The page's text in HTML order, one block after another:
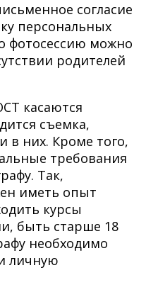
согласие
персональных
фотосессию можно
родителей
касаются
съемка,
в них. Кроме того,
требования
Так,
иметь опыт
курсы
быть старше 18
необходимо
личную